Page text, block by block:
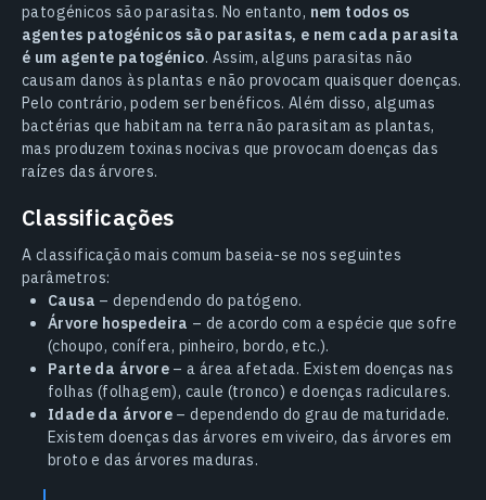
patogénicos são parasitas. No entanto, nem todos os
agentes patogénicos são parasitas, e nem cada parasita
é um agente patogénico. Assim, alguns parasitas não
causam danos às plantas e não provocam quaisquer doenças.
Pelo contrário, podem ser benéficos. Além disso, algumas
bactérias que habitam na terra não parasitam as plantas,
mas produzem toxinas nocivas que provocam doenças das
raízes das árvores.
Classificações
A classificação mais comum baseia-se nos seguintes
parâmetros:
Causa – dependendo do patógeno.
Árvore hospedeira – de acordo com a espécie que sofre
(choupo, conífera, pinheiro, bordo, etc.).
Parte da árvore – a área afetada. Existem doenças nas
folhas (folhagem), caule (tronco) e doenças radiculares.
Idade da árvore – dependendo do grau de maturidade.
Existem doenças das árvores em viveiro, das árvores em
broto e das árvores maduras.